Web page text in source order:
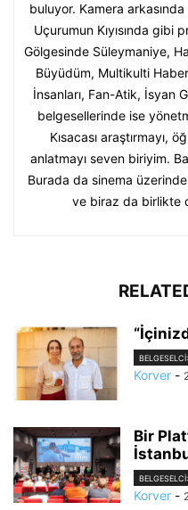
buluyor. Kamera
Uçurumun Kıyısında gibi
Gölgesinde Süleymaniye,
Büyüdüm, Multikulti
İnsanları, Fan-Atik, İsyan
belgesellerinde ise
Kısacası araştırmayı,
anlatmayı seven biriyim.
Burada da sinema
ve biraz da birlikte
Korver -
Bir
Korver -